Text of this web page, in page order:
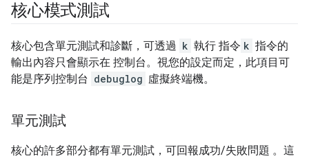
核心模式測試
核心包含單元測試和診斷，可透過 k 執行 指令 k 指令的
輸出內容只會顯示在 控制台。視您的設定而定，此項目可
能是序列控制台 debuglog 虛擬終端機。
單元測試
核心的許多部分都有單元測試，可回報成功/失敗問題 。這